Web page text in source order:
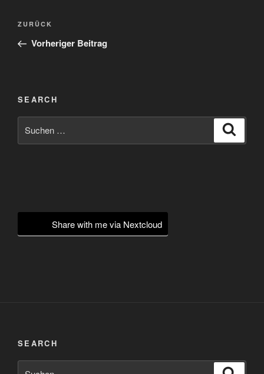
Beitragsnavigation
Vorheriger
Beitrag
ZURÜCK
Vorheriger Beitrag
SEARCH
nach:
Share with me via Nextcloud
SEARCH